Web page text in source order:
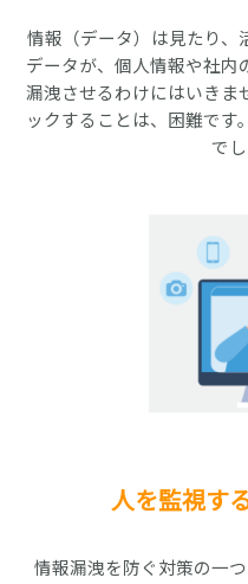
情報（データ）は見たり、
データが、個人情報や社内
漏洩させるわけにはいきま
ックすることは、困難です
でし
人を監視す
情報漏洩を防ぐ対策の一